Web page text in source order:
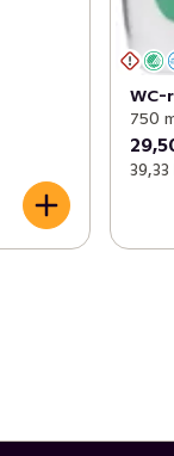
WC-
750
39,33